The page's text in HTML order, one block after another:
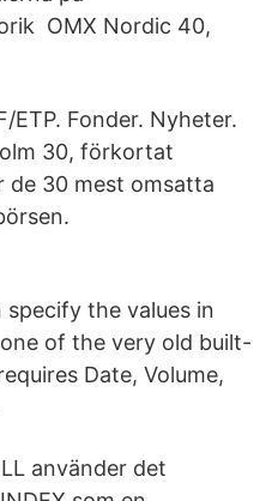
OMX Nordic 40,
ETP. Fonder. Nyheter.
30, förkortat
de 30 mest omsatta
specify the values in
of the very old built-
Date, Volume,
använder det